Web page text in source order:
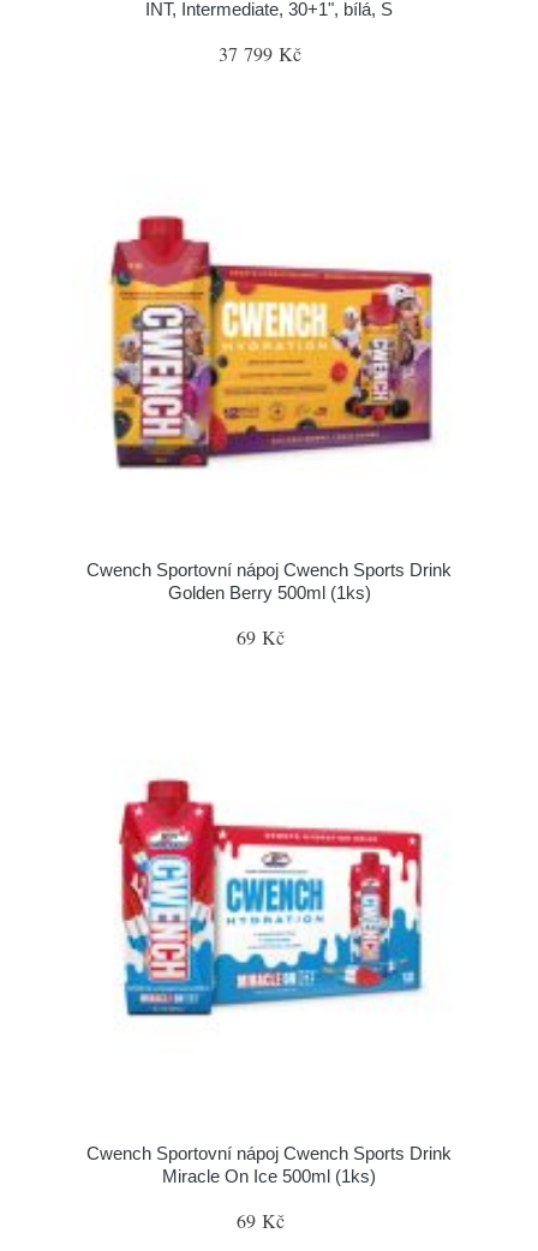
INT, Intermediate, 30+1", bílá, S
37 799 Kč
Cwench Sportovní nápoj Cwench Sports Drink
Golden Berry 500ml (1ks)
69 Kč
Cwench Sportovní nápoj Cwench Sports Drink
Miracle On Ice 500ml (1ks)
69 Kč